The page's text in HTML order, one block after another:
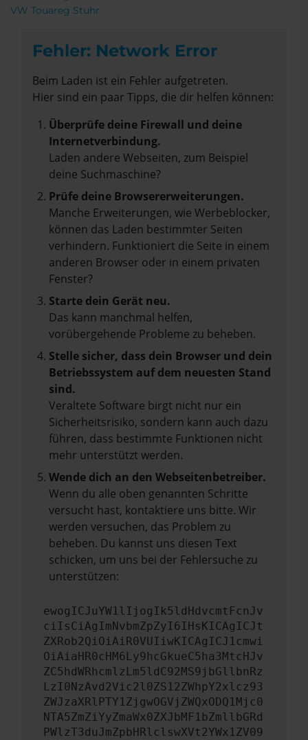
VW Touareg Stuhr
Fehler: Network Error
Beim Laden ist ein Fehler aufgetreten.
Hier sind ein paar Tipps, die dir helfen können:
Überprüfe deine Firewall und deine
Internetverbindung.
Laden andere Webseiten, zum Beispiel
deine Suchmaschine?
Prüfe deine Browsererweiterungen.
Manche Erweiterungen, wie Werbeblocker,
können das Laden bestimmter Seiten
verhindern. Funktioniert die Seite in einem
anderen Browser oder in einem privaten
Fenster?
Starte dein Gerät neu.
Das kann manchmal helfen,
vorübergehende Probleme zu beheben.
Stelle sicher, dass dein Browser und dein
Betriebssystem auf dem neuesten Stand
sind.
Veraltete Software birgt nicht nur ein
Sicherheitsrisiko, sondern kann auch dazu
führen, dass bestimmte Funktionen nicht
mehr unterstützt werden.
Wende dich an den Webseitenbetreiber.
Wenn du alle oben genannten Schritte
versucht hast, kontaktiere uns bitte. Wir
werden versuchen, das Problem zu
beheben. Du kannst uns diesen Text
schicken, um uns bei der Fehlersuche zu
unterstützen:
ewogICJuYW1lIjogIk5ldHdvcmtFcnJv
ciIsCiAgImNvbmZpZyI6IHsKICAgICJt
ZXRob2QiOiAiR0VUIiwKICAgICJ1cmwi
OiAiaHR0cHM6Ly9hcGkueC5ha3MtcHJv
ZC5hdWRhcmlzLm5ldC92MS9jbGllbnRz
LzI0NzAvd2Vic2l0ZS12ZWhpY2xlcz93
ZWJzaXRlPTY1ZjgwOGVjZWQxODQ1Mjc0
NTA5ZmZiYyZmaWx0ZXJbMF1bZmllbGRd
PWlzT3duJmZpbHRlclswXVt2YWx1ZV09